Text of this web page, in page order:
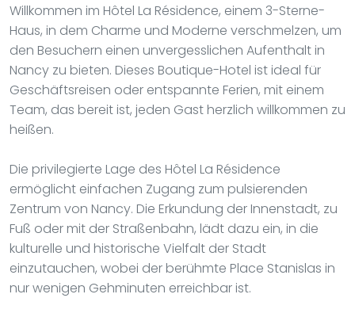
Willkommen im Hôtel La Résidence, einem 3-Sterne-
Haus, in dem Charme und Moderne verschmelzen, um
den Besuchern einen unvergesslichen Aufenthalt in
Nancy zu bieten. Dieses Boutique-Hotel ist ideal für
Geschäftsreisen oder entspannte Ferien, mit einem
Team, das bereit ist, jeden Gast herzlich willkommen zu
heißen.
Die privilegierte Lage des Hôtel La Résidence
ermöglicht einfachen Zugang zum pulsierenden
Zentrum von Nancy. Die Erkundung der Innenstadt, zu
Fuß oder mit der Straßenbahn, lädt dazu ein, in die
kulturelle und historische Vielfalt der Stadt
einzutauchen, wobei der berühmte Place Stanislas in
nur wenigen Gehminuten erreichbar ist.